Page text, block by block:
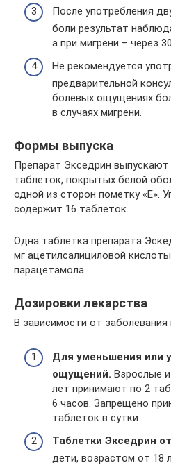
После употребления
боли результат
а при мигрени – через
Не рекомендуется
предварительной
болевых ощущениях
в случаях мигрени.
Формы выпуска
Препарат Экседрин
таблеток, покрытых белой
одной из сторон пометку «Е».
содержит 16 таблеток.
Одна таблетка препарата
мг ацетилсалициловой
парацетамола.
Дозировки лекарства
В зависимости от
Для уменьшения или
ощущений. Взрослые
лет принимают по 2
6 часов. Запрещено
таблеток в сутки.
Таблетки Экседрин
дети, возрастом от 18